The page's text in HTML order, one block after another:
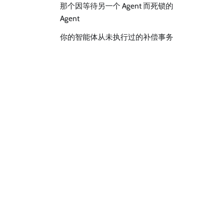
那个因等待另一个 Agent 而死锁的
Agent
你的智能体从未执行过的补偿事务